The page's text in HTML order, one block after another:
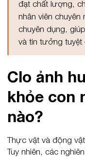
đạt chất lượng,
nhân viên chuyên
chuyên dụng,
và tin tưởng tuyệt
Clo ảnh
khỏe con
nào?
Thực vật và động
Tuy nhiên, các